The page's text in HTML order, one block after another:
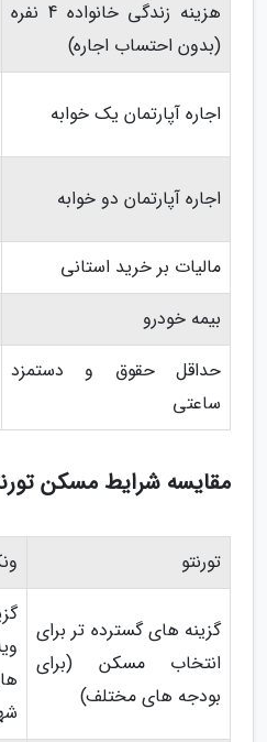
هزینه زندگی خانواده 4 نفره
(بدون احتساب اجاره)
اجاره آپارتمان یک خوابه
اجاره آپارتمان دو خوابه
مالیات بر خرید استانی
بیمه خودرو
حداقل حقوق و دستمزد
ساعتی
مقایسه شرایط مسکن
تورنتو
گزینه ­های گسترده­ تر برای
انتخاب مسکن (برای
بودجه­ های مختلف)